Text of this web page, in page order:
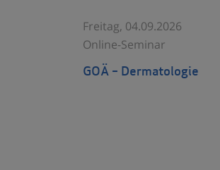
Freitag, 04.09.2026
Online-Seminar
GOÄ – Dermatologie